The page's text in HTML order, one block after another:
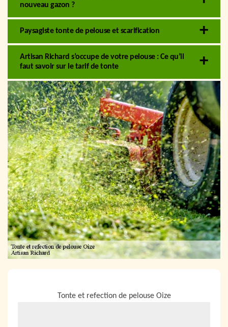
nouveau gazon ?
Paysagiste tonte de pelouse et scarification
Artisan Richard s’occupe de votre pelouse : Ce qu’il
faut savoir sur le tarif de tonte
Tonte et refection de pelouse Oize